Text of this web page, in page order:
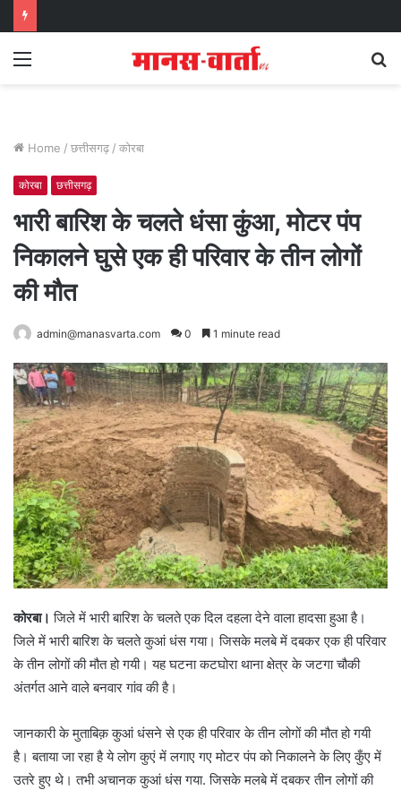
Menu
Home / छत्तीसगढ़ / कोरबा
कोरबा छत्तीसगढ़
भारी बारिश के चलते धंसा कुंआ, मोटर पंप
निकालने घुसे एक ही परिवार के तीन लोगों
की मौत
admin@manasvarta.com 0 1 minute read
कोरबा। जिले में भारी बारिश के चलते एक दिल दहला देने वाला हादसा हुआ है।
जिले में भारी बारिश के चलते कुआं धंस गया। जिसके मलबे में दबकर एक ही परिवार
के तीन लोगों की मौत हो गयी। यह घटना कटघोरा थाना क्षेत्र के जटगा चौकी
अंतर्गत आने वाले बनवार गांव की है।
जानकारी के मुताबिक़ कुआं धंसने से एक ही परिवार के तीन लोगों की मौत हो गयी
है। बताया जा रहा है ये लोग कुएं में लगाए गए मोटर पंप को निकालने के लिए कुँए में
उतरे हुए थे। तभी अचानक कुआं धंस गया. जिसके मलबे में दबकर तीन लोगों की